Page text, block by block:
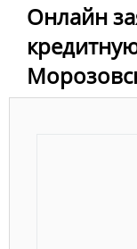
Онлайн